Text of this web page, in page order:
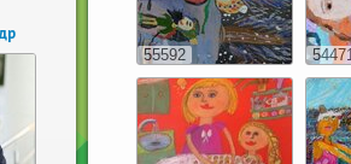
55592